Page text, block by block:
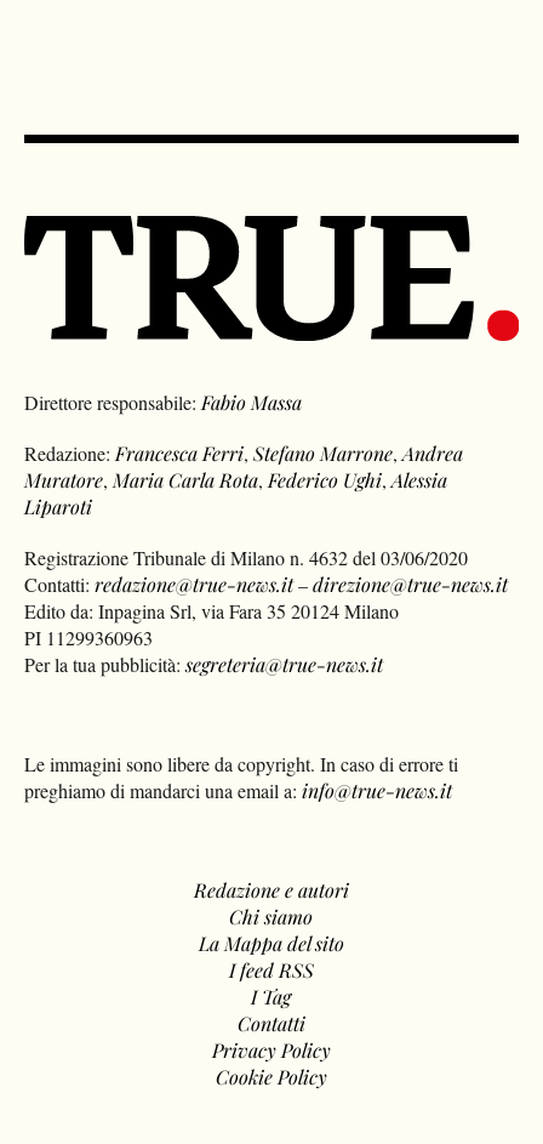
Direttore responsabile: Fabio Massa
Redazione: Francesca Ferri,Stefano Marrone,Andrea
Muratore, Maria Carla Rota, Federico Ughi,Alessia
Liparoti
Registrazione Tribunale di Milano n. 4632 del 03/06/2020
Contatti:redazione@true-news.it–direzione@true-news.it
Edito da: Inpagina Srl, via Fara 35 20124 Milano
PI 11299360963
Per la tua pubblicità:segreteria@true-news.it
Le immagini sono libere da copyright. In caso di errore ti
preghiamo di mandarci una email a: info@true-news.it
Redazione e autori
Chi siamo
La Mappa del sito
I feed RSS
I Tag
Contatti
Privacy Policy
Cookie Policy